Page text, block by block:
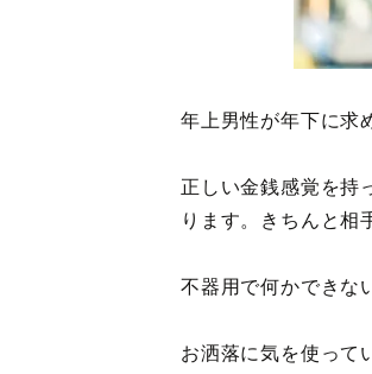
年上男性が年下に求
正しい金銭感覚を持
ります。きちんと相
不器用で何かできな
お洒落に気を使って